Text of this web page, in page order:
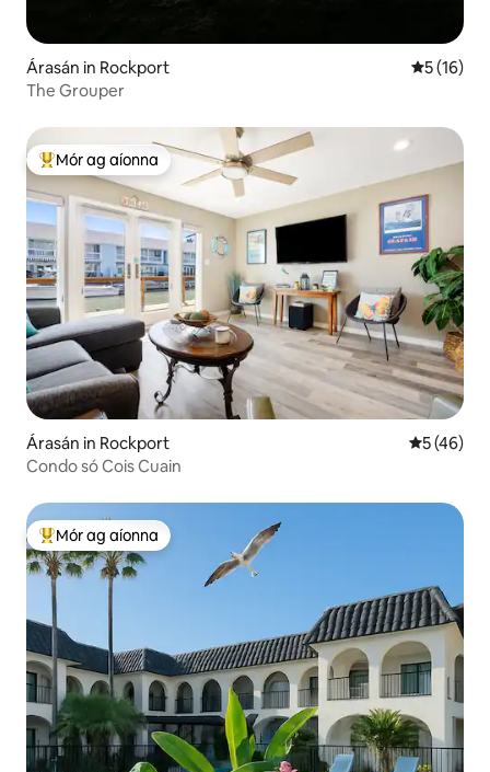
Árasán in Rockport
5 (16)
The Grouper
An-mhór ag aíonna
Mór ag aíonna
Árasán in Rockport
5 (46)
Condo só Cois Cuain
An-mhór ag aíonna
Mór ag aíonna